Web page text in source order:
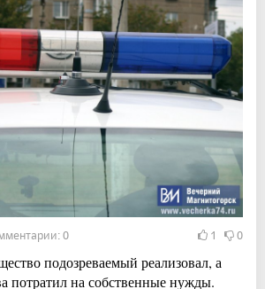
0 1 0
подозреваемый реализовал, а
потратил на собственные нужды.